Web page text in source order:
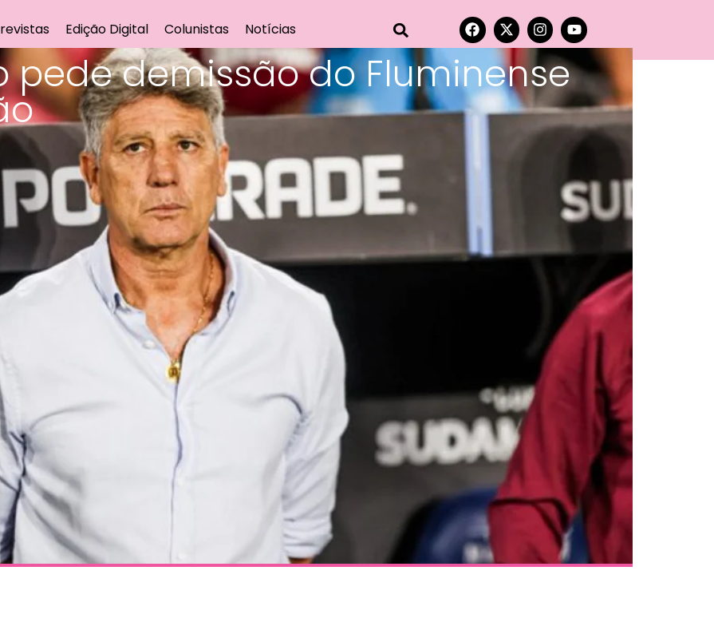
Edição Digital Colunistas Notícias
pede demissão do Fluminense